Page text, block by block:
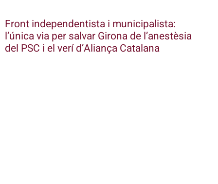
Front independentista i municipalista:
l’única via per salvar Girona de l’anestèsia
del PSC i el verí d’Aliança Catalana